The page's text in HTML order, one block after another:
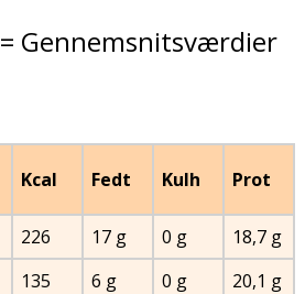
= Gennemsnitsværdier
Kcal Fedt Kulh Prot
226 17 g 0 g
18,7 g
135 6 g 0 g 20,1 g